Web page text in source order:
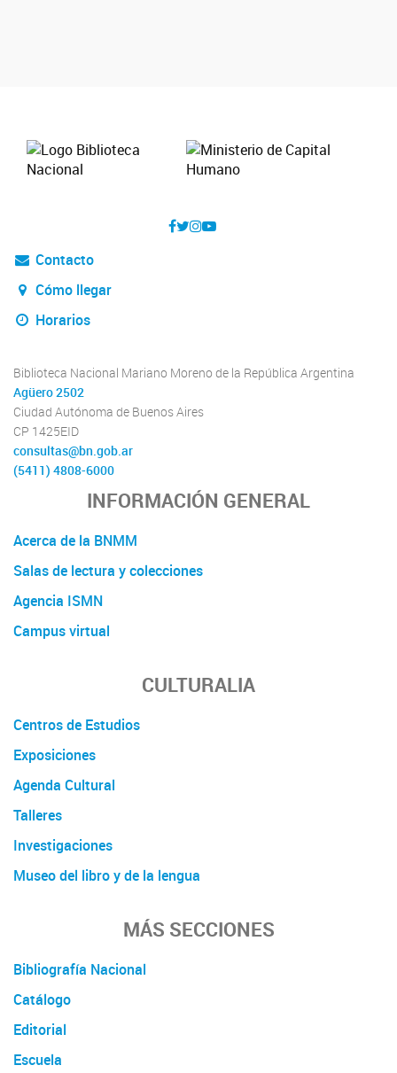
Contacto
Cómo llegar
Horarios
Biblioteca Nacional Mariano Moreno de la República Argentina
Agüero 2502
Ciudad Autónoma de Buenos Aires
CP 1425EID
consultas@bn.gob.ar
(5411) 4808-6000
INFORMACIÓN GENERAL
Acerca de la BNMM
Salas de lectura y colecciones
Agencia ISMN
Campus virtual
CULTURALIA
Centros de Estudios
Exposiciones
Agenda Cultural
Talleres
Investigaciones
Museo del libro y de la lengua
MÁS SECCIONES
Bibliografía Nacional
Catálogo
Editorial
Escuela